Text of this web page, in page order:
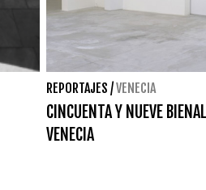
REPORTAJES /VENECIA
CINCUENTA Y NUEVE
VENECIA